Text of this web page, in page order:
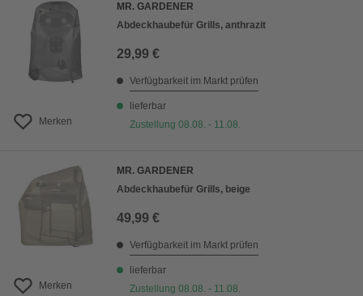
Merken
MR. GARDENER
Abdeckhaubefür Grills, anthrazit
29,99 €
Verfügbarkeit im Markt prüfen
lieferbar
Zustellung 08.08. - 11.08.
Merken
MR. GARDENER
Abdeckhaubefür Grills, beige
49,99 €
Verfügbarkeit im Markt prüfen
lieferbar
Zustellung 08.08. - 11.08.